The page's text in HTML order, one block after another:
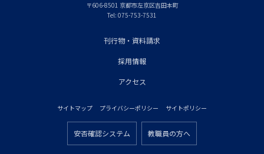
〒606-8501 京
都
府
京都市左京区吉田本町
Tel: 075-753-7531
刊行物・資料請求
採用情報
アクセス
サイトマップ プライバシーポリシー サイトポリシー
安否確認システム 教職員の方へ